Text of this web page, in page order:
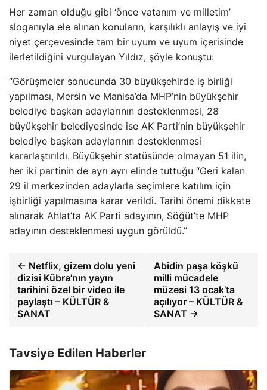
Her zaman olduğu gibi ‘önce vatanım ve milletim’
sloganıyla ele alınan konuların, karşılıklı anlayış ve iyi
niyet çerçevesinde tam bir uyum ve uyum içerisinde
ilerletildiğini vurgulayan Yıldız, şöyle konuştu:
“Görüşmeler sonucunda 30 büyükşehirde iş birliği
yapılması, Mersin ve Manisa’da MHP’nin büyükşehir
belediye başkan adaylarının desteklenmesi, 28
büyükşehir belediyesinde ise AK Parti’nin büyükşehir
belediye başkan adaylarının desteklenmesi
kararlaştırıldı. Büyükşehir statüsünde olmayan 51 ilin,
her iki partinin de ayrı ayrı elinde tuttuğu “Geri kalan
29 il merkezinden adaylarla seçimlere katılım için
işbirliği yapılmasına karar verildi. Tarihi önemi dikkate
alınarak Ahlat’ta AK Parti adayının, Söğüt’te MHP
adayının desteklenmesi uygun görüldü.”
← Netflix, gizem dolu yeni
dizisi Kübra’nın yayın
tarihini özel bir video ile
paylaştı – KÜLTÜR &
SANAT
Abidin paşa köşkü
milli mücadele
müzesi 13 ocak’ta
açılıyor – KÜLTÜR &
SANAT →
Tavsiye Edilen Haberler